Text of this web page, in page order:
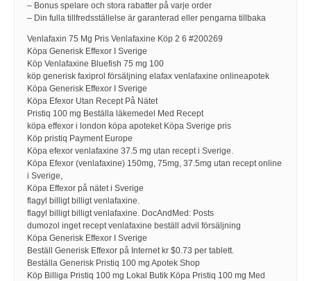
– Bonus spelare och stora rabatter på varje order
– Din fulla tillfredsställelse är garanterad eller pengarna tillbaka
Venlafaxin 75 Mg Pris Venlafaxine Köp 2 6 #200269
Köpa Generisk Effexor I Sverige
Köp Venlafaxine Bluefish 75 mg 100
köp generisk faxiprol försäljning elafax venlafaxine onlineapotek
Köpa Generisk Effexor I Sverige
Köpa Efexor Utan Recept På Nätet
Pristiq 100 mg Beställa läkemedel Med Recept
köpa effexor i london köpa apoteket Köpa Sverige pris
Köp pristiq Payment Europe
Köpa efexor venlafaxine 37.5 mg utan recept i Sverige.
Köpa Efexor (venlafaxine) 150mg, 75mg, 37.5mg utan recept online
i Sverige,
Köpa Effexor på nätet i Sverige
flagyl billigt billigt venlafaxine.
flagyl billigt billigt venlafaxine. DocAndMed: Posts
dumozol inget recept venlafaxine beställ advil försäljning
Köpa Generisk Effexor I Sverige
Beställ Generisk Effexor på Internet kr $0.73 per tablett.
Beställa Generisk Pristiq 100 mg Apotek Shop
Köp Billiga Pristiq 100 mg Lokal Butik Köpa Pristiq 100 mg Med